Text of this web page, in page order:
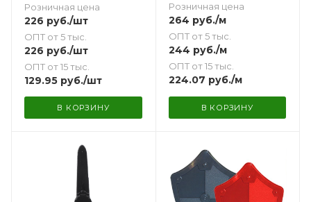
Розничная цена
226 руб./шт
ОПТ от 5 тыс.
226 руб./шт
ОПТ от 15 тыс.
129.95 руб./шт
В КОРЗИНУ
Розничная цена
264 руб./м
ОПТ от 5 тыс.
244 руб./м
ОПТ от 15 тыс.
224.07 руб./м
В КОРЗИНУ